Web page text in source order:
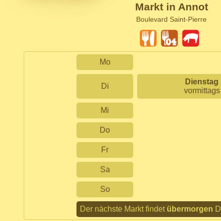
Markt in Annot
Boulevard Saint-Pierre
Mo
Di
Dienstag
vormittags
Mi
Do
Fr
Sa
So
Der nächste Markt findet übermorgen